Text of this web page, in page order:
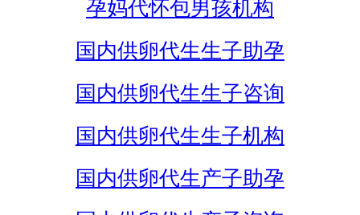
孕妈代怀包男孩机构
国内供卵代生生子助孕
国内供卵代生生子咨询
国内供卵代生生子机构
国内供卵代生产子助孕